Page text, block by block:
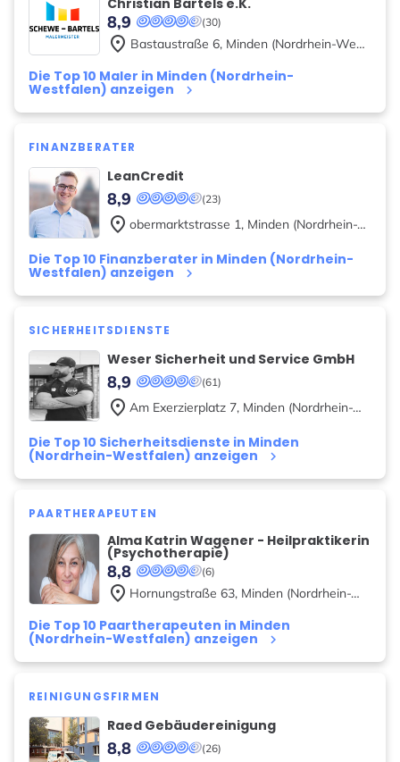
(30)
8,9
Die Top 10 Maler in Minden (Nordrhein-
Westfalen) anzeigen keyboard_arrow_right
place Bastaustraße 6, Minden (Nordrhein-Westfalen)
FINANZBERATER
LeanCredit
(23)
8,9
Die Top 10 Finanzberater in Minden (Nordrhein-
Westfalen) anzeigen keyboard_arrow_right
place obermarktstrasse 1, Minden (Nordrhein-Westfalen)
SICHERHEITSDIENSTE
Weser Sicherheit und Service GmbH
(61)
8,9
Die Top 10 Sicherheitsdienste in Minden
(Nordrhein-Westfalen) anzeigen keyboard_arrow_right
place Am Exerzierplatz 7, Minden (Nordrhein-Westfalen)
PAARTHERAPEUTEN
Alma Katrin Wagener - Heilpraktikerin
(Psychotherapie)
(6)
8,8
Die Top 10 Paartherapeuten in Minden
(Nordrhein-Westfalen) anzeigen keyboard_arrow_right
place Hornungstraße63, Minden (Nordrhein-Westfalen)
REINIGUNGSFIRMEN
Raed Gebäudereinigung
(26)
8,8